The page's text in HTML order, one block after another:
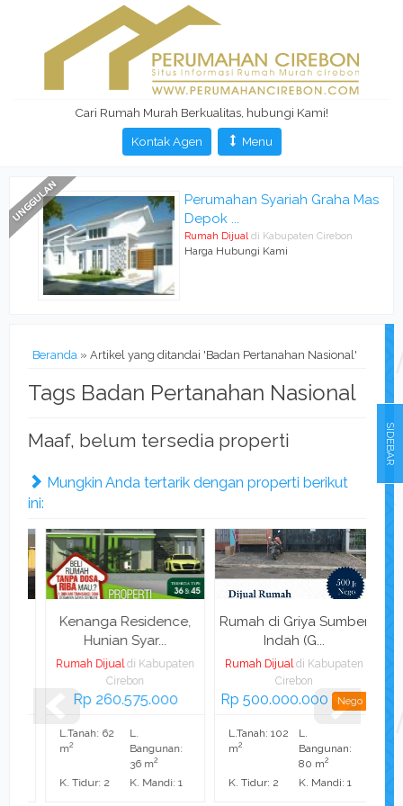
Cari Rumah Murah Berkualitas, hubungi Kami!
Kontak Agen
Menu
Perumahan Syariah Graha Mas
Depok ...
Rumah Dijual di Kabupaten Cirebon
Harga Hubungi Kami
Beranda » Artikel yang ditandai 'Badan Pertanahan Nasional'
Tags Badan Pertanahan Nasional
Maaf, belum tersedia properti
Mungkin Anda tertarik dengan properti berikut
ini:
Kenanga Residence,
Hunian Syar...
Rumah Dijual di Kabupaten
Cirebon
Rp 260.575.000
L.Tanah: 62
2
Bangunan:
36 m 2
K. Tidur: 2 K. Mandi: 1
Rumah di Griya Sumber
Indah (G...
Rumah Dijual di Kabupaten
Cirebon
Rp 500.000.000 Nego
L.Tanah: 102
2
L.
Bangunan:
80 m 2
K. Tidur: 2 K. Mandi: 1
SIDEBAR